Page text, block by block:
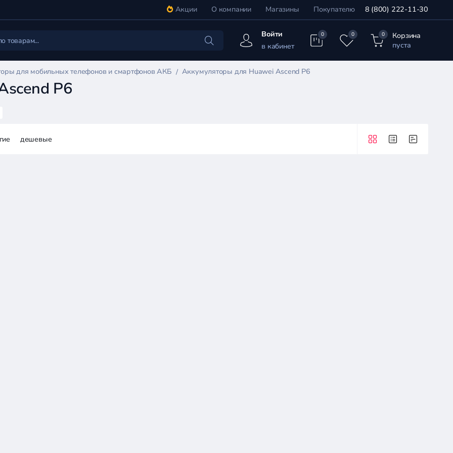
Акции О компании Магазины Покупателю 8 (800) 222-11-30
Войти
в кабинет
0 0 0
Корзина
пуста
для мобильных телефонов и смартфонов АКБ Аккумуляторы для Huawei Ascend P6
P6
дешевые